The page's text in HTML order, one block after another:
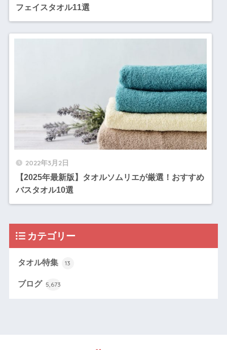
フェイスタオル11選
2022年3月2日
【2025年最新版】タオルソムリエが厳選！おすすめ
バスタオル10選
カテゴリー
タオル特集 13
ブログ 5,673